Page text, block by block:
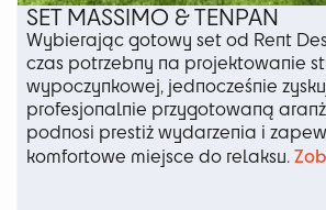
SET MASSIMO & TENPAN
Wybierając gotowy set od Rent
czas potrzebny na projektowanie
wypoczynkowej, jednocześnie
profesjonalnie przygotowaną
podnosi prestiż wydarzenia i
komfortowe miejsce do relaksu.